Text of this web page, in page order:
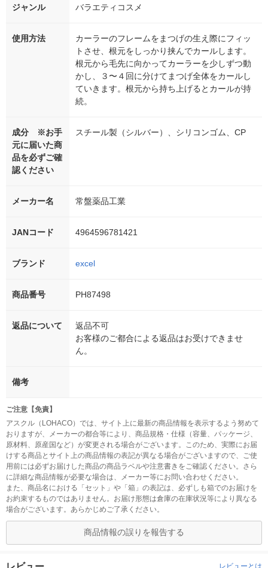
ジャンル バラエティコスメ
使用方法
カーラーのフレームをまつげの生え際にフィッ
トさせ、根元をしっかり挟んでカールします。
根元から毛先に向かってカーラーを少しずつ動
かし、３〜４回に分けてまつげ全体をカールし
ていきます。根元から持ち上げるとカールが持
続。
成分 ※お手
元に届いた商
品を必ずご確
認ください
スチール製（シルバー）、シリコンゴム、CP
メーカー名 常盤薬品工業
JANコード 4964596781421
ブランド excel
商品番号 PH87498
返品について
返品不可
お客様のご都合による返品はお受けできませ
ん。
備考
ご注意【免責】
アスクル（LOHACO）では、サイト上に最新の商品情報を表示するよう努めて
おりますが、メーカーの都合等により、商品規格・仕様（容量、パッケージ、
原材料、原産国など）が変更される場合がございます。このため、実際にお届
けする商品とサイト上の商品情報の表記が異なる場合がございますので、ご使
用前には必ずお届けした商品の商品ラベルや注意書きをご確認ください。さら
に詳細な商品情報が必要な場合は、メーカー等にお問い合わせください。
また、商品名における「セット」や「箱」の表記は、必ずしも箱でのお届けを
お約束するものではありません。お届け形態は倉庫の在庫状況等により異なる
場合がございます。あらかじめご了承ください。
商品情報の誤りを報告する
レビューとは